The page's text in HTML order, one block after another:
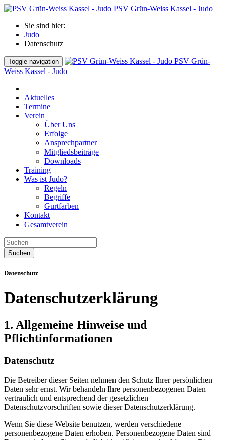
PSV Grün-Weiss Kassel - Judo
Sie sind hier:
Judo
Datenschutz
Toggle navigation
PSV Grün-
Weiss Kassel - Judo
Aktuelles
Termine
Verein
Über Uns
Erfolge
Ansprechpartner
Mitgliedsbeiträge
Downloads
Training
Was ist Judo?
Regeln
Begriffe
Gurtfarben
Kontakt
Gesamtverein
Suchen
Datenschutz
Datenschutzerklärung
1. Allgemeine Hinweise und
Pflichtinformationen
Datenschutz
Die Betreiber dieser Seiten nehmen den Schutz Ihrer persönlichen
Daten sehr ernst. Wir behandeln Ihre personenbezogenen Daten
vertraulich und entsprechend der gesetzlichen
Datenschutzvorschriften sowie dieser Datenschutzerklärung.
Wenn Sie diese Website benutzen, werden verschiedene
personenbezogene Daten erhoben. Personenbezogene Daten sind